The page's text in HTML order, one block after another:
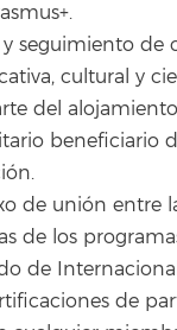
seguimiento de
cultural y
del
beneficiario
de unión entre
de los
de
de